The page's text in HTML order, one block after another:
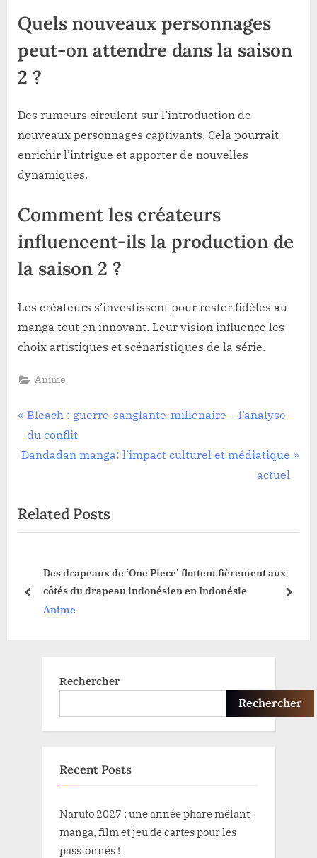
Quels nouveaux personnages
peut-on attendre dans la saison
2 ?
Des rumeurs circulent sur l’introduction de
nouveaux personnages captivants. Cela pourrait
enrichir l’intrigue et apporter de nouvelles
dynamiques.
Comment les créateurs
influencent-ils la production de
la saison 2 ?
Les créateurs s’investissent pour rester fidèles au
manga tout en innovant. Leur vision influence les
choix artistiques et scénaristiques de la série.
Anime
Navigation
de
P
r
e
o
u
o
Bleach : guerre-sanglante-millénaire – l’analyse
du conflit
N
t
P
t
Dandadan manga: l’impact culturel et médiatique
actuel
Related Posts
Des drapeaux de ‘One Piece’ flottent fièrement aux
côtés du drapeau indonésien en Indonésie
Anime
prev next
Rechercher
Rechercher
Recent Posts
Naruto 2027 : une année phare mêlant
manga, film et jeu de cartes pour les
passionnés !